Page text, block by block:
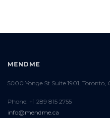
MENDME
5000 Yonge St Suite 1901, Toronto,
Phone: +1 289 815 2755
info@mendme.ca